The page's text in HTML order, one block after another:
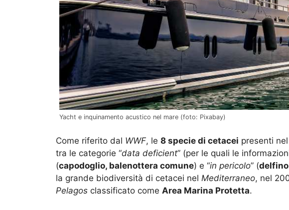
Yacht e inquinamento acustico nel mare (foto: Pixabay)
Come riferito dal WWF, le 8 specie di cetacei presenti nel
tra le categorie “data deficient” (per le quali le
(capodoglio, balenottera comune) e “in pericolo” (
la grande biodiversità di cetacei nel Mediterraneo, nel
Pelagos classificato come Area Marina Protetta.